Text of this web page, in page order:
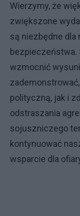
Wierzymy, że
zwiększone
są niezbędne
bezpieczeństwa.
wzmocnić
polityczną, jak i
odstraszania
sojuszniczego
kontynuować
wsparcie dla